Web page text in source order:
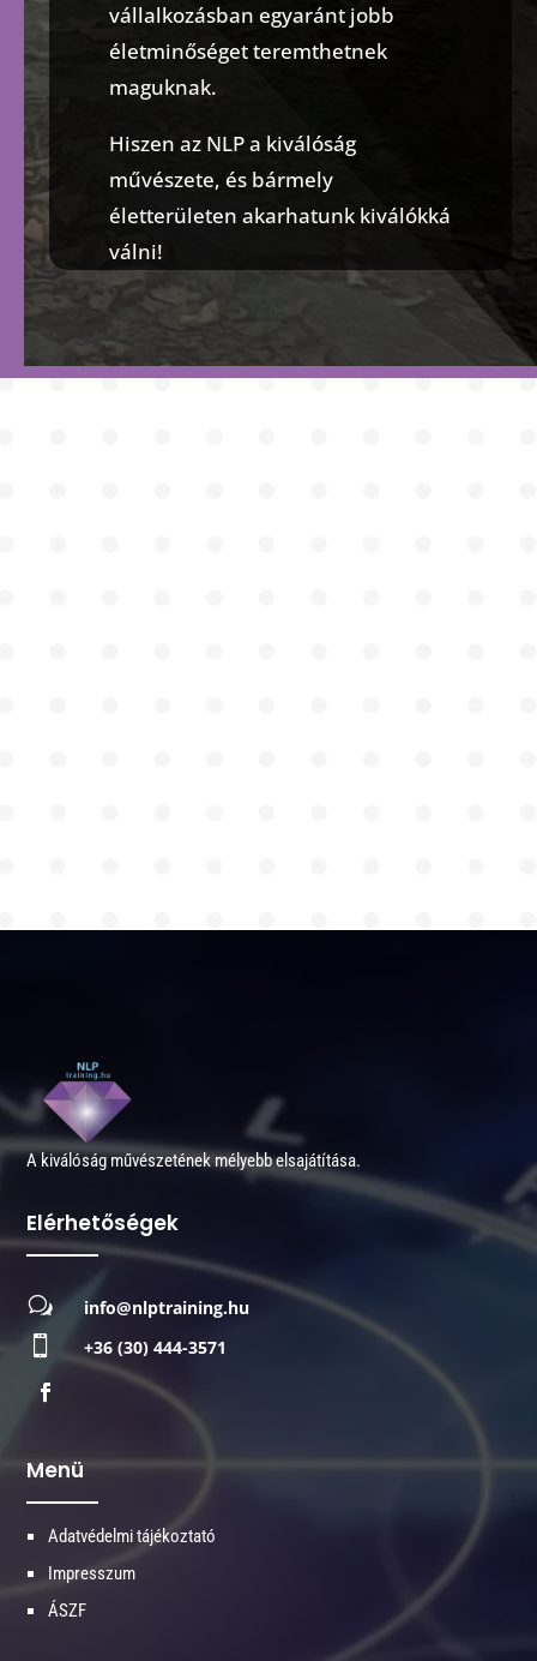
vállalkozásban egyaránt jobb
életminőséget teremthetnek
maguknak.
Hiszen az NLP a kiválóság
művészete, és bármely
életterületen akarhatunk kiválókká
válni!
A kiválóság művészetének mélyebb elsajátítása.
Elérhetőségek
w info@nlptraining.hu
 +36 (30) 444-3571
Menü
Adatvédelmi tájékoztató
Impresszum
ÁSZF